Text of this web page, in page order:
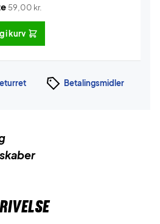
59,00 kr.
i kurv
Betalingsmidler